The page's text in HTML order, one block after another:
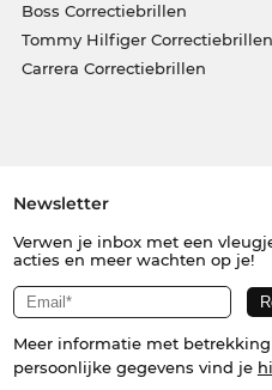
Boss Correctiebrillen
Tommy Hilfiger Correctiebrillen
Carrera Correctiebrillen
Newsletter
Verwen je inbox met een
acties en meer wachten op je!
Meer informatie met
persoonlijke gegevens vind je